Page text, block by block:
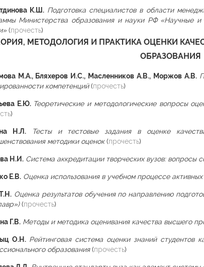
К.Ш. Подготовка специалистов в области
Министерства образования и науки РФ «Научные и
(прочесть)
МЕТОДОЛОГИЯ И ПРАКТИКА ОЦЕНКИ
ОБРАЗОВАНИЯ
М.А., Бляхеров И.С., Масленников А.В., Моржов А.В.
компетенций(прочесть)
Е.Ю. Теоретические и методологические вопросы
)
Н.Л.
Тесты и тестовые задания в оценке
методики оценок(прочесть)
Н.И. Система аккредитации творческих вузов: вопросы
Е.В. Оценка использования в учебном процессе
Оценка результатов обучения по направлению
(прочесть)
Г.В. Методы и методика оценивания качества высшего
О.Н. Рейтинговая система оценки знаний студентов
образования(прочесть)